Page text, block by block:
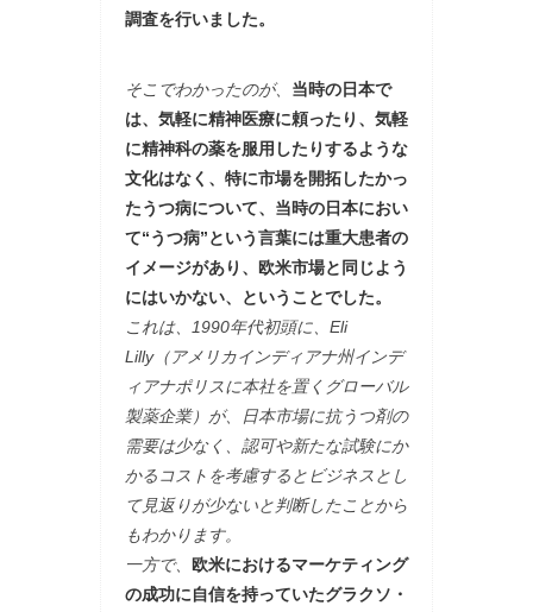
調査を行いました。
そこでわかったのが、 当時の日本で
は、気軽に精神医療に頼ったり、気軽
に精神科の薬を服用したりするような
文化はなく、特に市場を開拓したかっ
たうつ病について、当時の日本におい
て“うつ病”という言葉には重大患者の
イメージがあり、欧米市場と同じよう
にはいかない、ということでした。
これは、1990年代初頭に、Eli
Lilly（アメリカインディアナ州インデ
ィアナポリスに本社を置くグローバル
製薬企業）が、日本市場に抗うつ剤の
需要は少なく、認可や新たな試験にか
かるコストを考慮するとビジネスとし
て見返りが少ないと判断したことから
もわかります。
一方で、 欧米におけるマーケティング
の成功に自信を持っていたグラクソ・